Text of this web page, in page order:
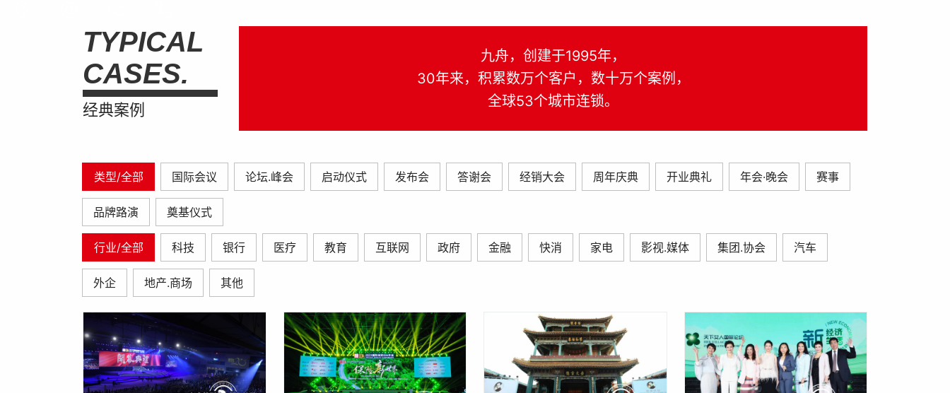
TYPICAL
CASES.
经典案例
九舟，创建于1995年，
30年来，积累数万个客户，数十万个案例，
全球53个城市连锁。
类型/全部 国际会议 论坛.峰会 启动仪式 发布会 答谢会 经销大会 周年庆典 开业典礼 年会·晚会 赛事
品牌路演 奠基仪式
行业/全部 科技 银行 医疗 教育 互联网 政府 金融 快消 家电 影视.媒体 集团.协会 汽车
外企 地产.商场 其他